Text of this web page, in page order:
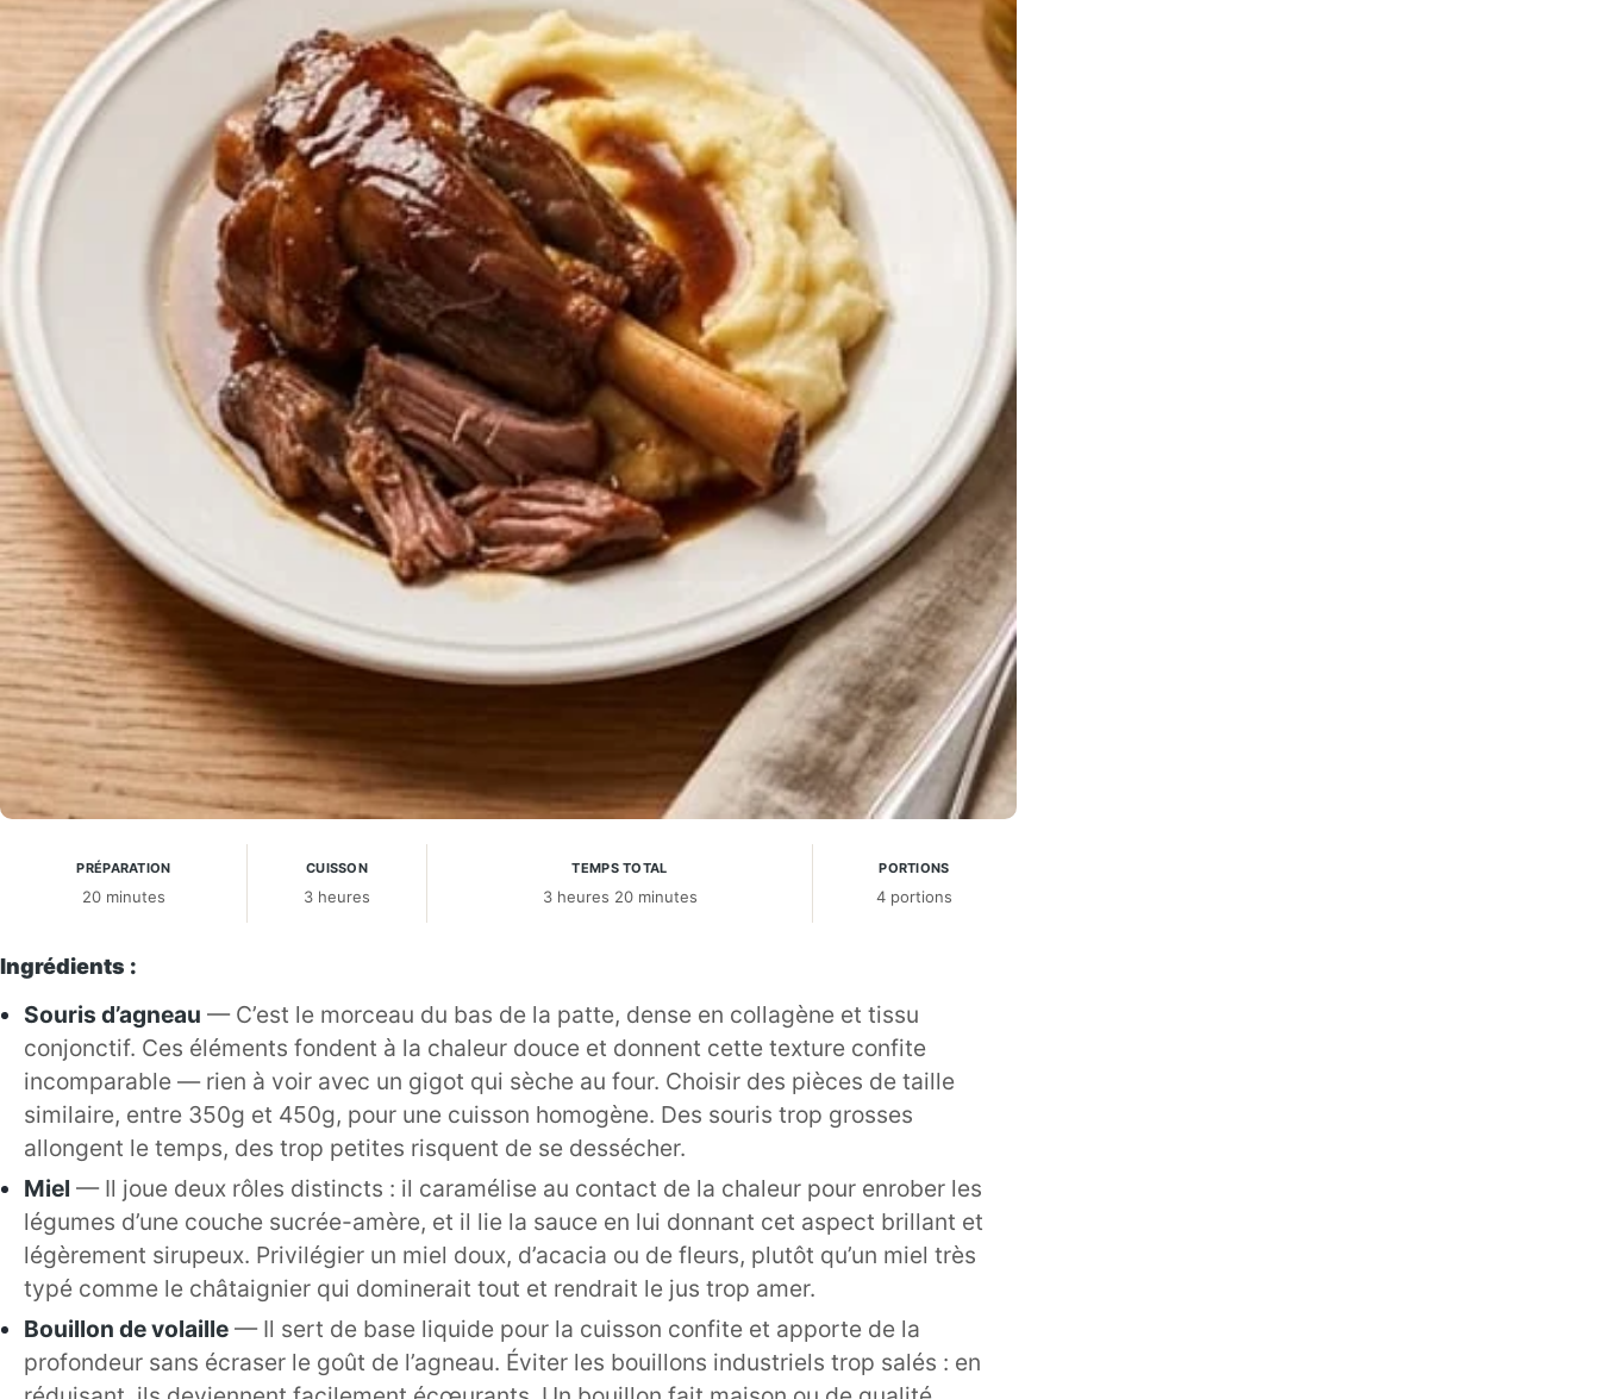
PRÉPARATION
20 minutes
CUISSON
3 heures
TEMPS TOTAL
3 heures 20 minutes
PORTIONS
4 portions
Ingrédients :
Souris d’agneau — C’est le morceau du bas de la patte, dense en collagène et tissu
conjonctif. Ces éléments fondent à la chaleur douce et donnent cette texture confite
incomparable — rien à voir avec un gigot qui sèche au four. Choisir des pièces de taille
similaire, entre 350g et 450g, pour une cuisson homogène. Des souris trop grosses
allongent le temps, des trop petites risquent de se dessécher.
Miel — Il joue deux rôles distincts : il caramélise au contact de la chaleur pour enrober les
légumes d’une couche sucrée-amère, et il lie la sauce en lui donnant cet aspect brillant et
légèrement sirupeux. Privilégier un miel doux, d’acacia ou de fleurs, plutôt qu’un miel très
typé comme le châtaignier qui dominerait tout et rendrait le jus trop amer.
Bouillon de volaille — Il sert de base liquide pour la cuisson confite et apporte de la
profondeur sans écraser le goût de l’agneau. Éviter les bouillons industriels trop salés : en